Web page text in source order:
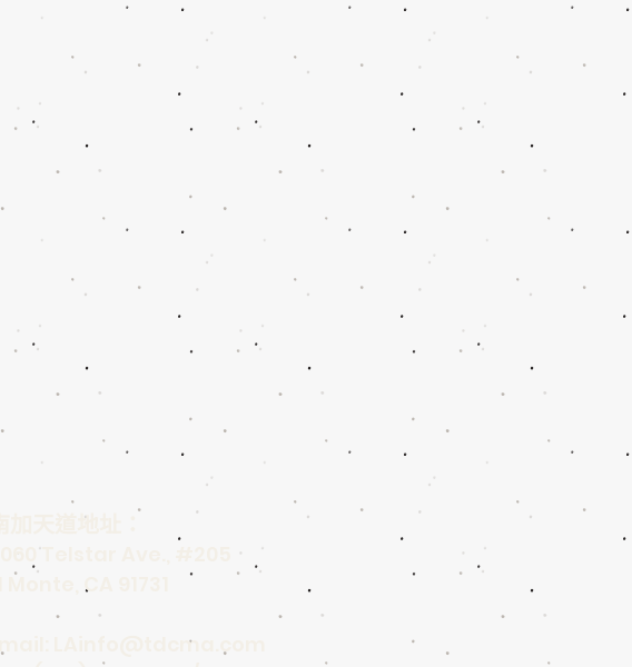
南加天道地址：
9060 Telstar Ave., #205
El Monte, CA 91731
Email:
LAinfo@tdcma.com